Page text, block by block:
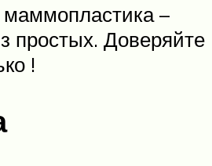
–
простых. Доверяйте
!